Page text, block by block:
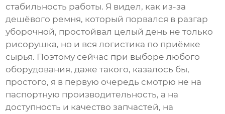
стабильность работы. Я видел, как из-за
дешёвого ремня, который порвался в разгар
уборочной, простойвал целый день не только
рисорушка, но и вся логистика по приёмке
сырья. Поэтому сейчас при выборе любого
оборудования, даже такого, казалось бы,
простого, я в первую очередь смотрю не на
паспортную производительность, а на
доступность и качество запчастей, на